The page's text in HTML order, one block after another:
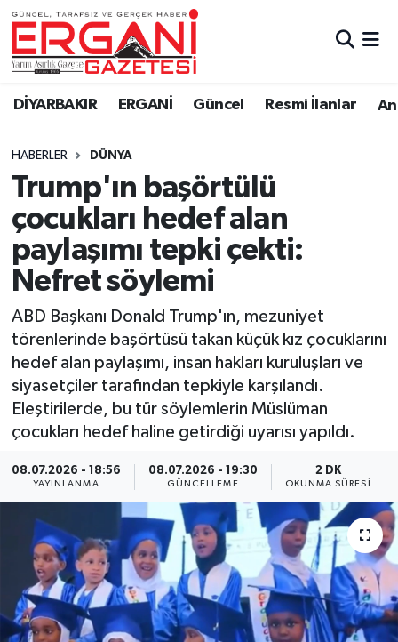
DİYARBAKIR ERGANİ Güncel Resmi İlanlar
HABERLER DÜNYA
Trump'ın başörtülü
çocukları hedef alan
paylaşımı tepki çekti:
Nefret söylemi
ABD Başkanı Donald Trump'ın, mezuniyet
törenlerinde başörtüsü takan küçük kız çocuklarını
hedef alan paylaşımı, insan hakları kuruluşları ve
siyasetçiler tarafından tepkiyle karşılandı.
Eleştirilerde, bu tür söylemlerin Müslüman
çocukları hedef haline getirdiği uyarısı yapıldı.
08.07.2026 - 18:56
YAYINLANMA
08.07.2026 - 19:30
GÜNCELLEME
2 DK
OKUNMA SÜRESI
DİYARBAKIR
BİSMİL
BAĞLAR
ERGANİ
Güncel
Eği̇ti̇m
Resmi İlanlar
Sağlık
Si̇yaset
Spor
Yaşam
Anali̇z
Bi̇li̇m & Teknoloji̇
Dünya
Eği̇ti̇m
Ergani Nöbetçi Eczaneler
Ergani Hava Durumu
Ergani Trafik Yoğunluk Haritası
Süper Lig Puan Durumu ve Fikstür
Tüm Manşetler
Son Dakika Haberleri
Haber Arşivi